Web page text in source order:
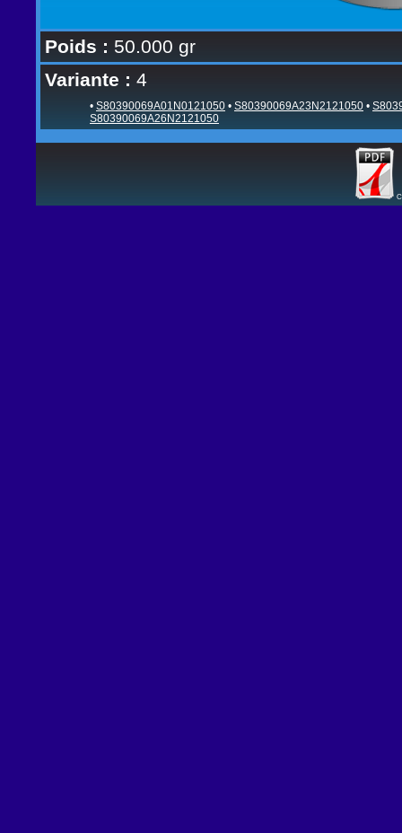
Poids : 50.000 gr
Variante : 4
• S80390069A01N0121050 • S80390069A23N2121050 •
S80390069A26N2121050